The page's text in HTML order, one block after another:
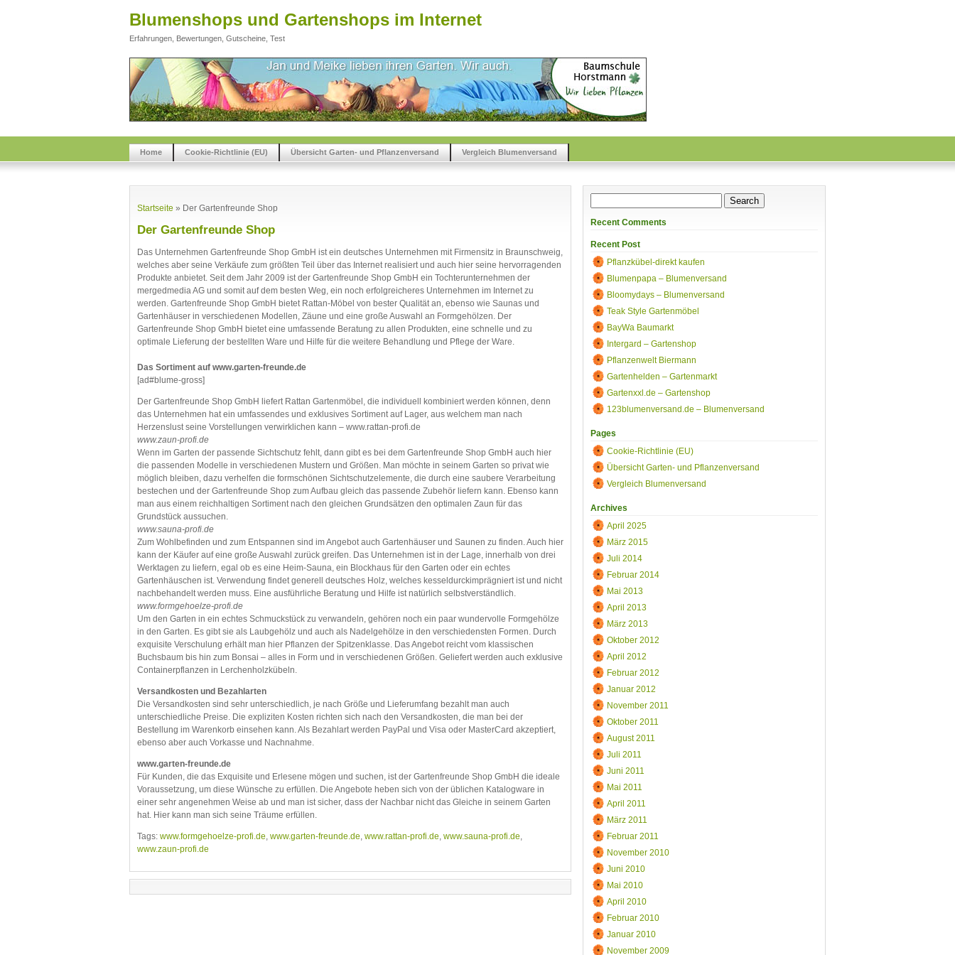
Blumenshops und Gartenshops im Internet
Erfahrungen, Bewertungen, Gutscheine, Test
Home Cookie-Richtlinie (EU) Übersicht Garten- und Pflanzenversand Vergleich Blumenversand
Startseite » Der Gartenfreunde Shop
Der Gartenfreunde Shop
Das Unternehmen Gartenfreunde Shop GmbH ist ein deutsches Unternehmen mit Firmensitz in Braunschweig,
welches aber seine Verkäufe zum größten Teil über das Internet realisiert und auch hier seine hervorragenden
Produkte anbietet. Seit dem Jahr 2009 ist der Gartenfreunde Shop GmbH ein Tochterunternehmen der
mergedmedia AG und somit auf dem besten Weg, ein noch erfolgreicheres Unternehmen im Internet zu
werden. Gartenfreunde Shop GmbH bietet Rattan-Möbel von bester Qualität an, ebenso wie Saunas und
Gartenhäuser in verschiedenen Modellen, Zäune und eine große Auswahl an Formgehölzen. Der
Gartenfreunde Shop GmbH bietet eine umfassende Beratung zu allen Produkten, eine schnelle und zu
optimale Lieferung der bestellten Ware und Hilfe für die weitere Behandlung und Pflege der Ware.
Das Sortiment auf www.garten-freunde.de
[ad#blume-gross]
Der Gartenfreunde Shop GmbH liefert Rattan Gartenmöbel, die individuell kombiniert werden können, denn
das Unternehmen hat ein umfassendes und exklusives Sortiment auf Lager, aus welchem man nach
Herzenslust seine Vorstellungen verwirklichen kann – www.rattan-profi.de
www.zaun-profi.de
Wenn im Garten der passende Sichtschutz fehlt, dann gibt es bei dem Gartenfreunde Shop GmbH auch hier
die passenden Modelle in verschiedenen Mustern und Größen. Man möchte in seinem Garten so privat wie
möglich bleiben, dazu verhelfen die formschönen Sichtschutzelemente, die durch eine saubere Verarbeitung
bestechen und der Gartenfreunde Shop zum Aufbau gleich das passende Zubehör liefern kann. Ebenso kann
man aus einem reichhaltigen Sortiment nach den gleichen Grundsätzen den optimalen Zaun für das
Grundstück aussuchen.
www.sauna-profi.de
Zum Wohlbefinden und zum Entspannen sind im Angebot auch Gartenhäuser und Saunen zu finden. Auch hier
kann der Käufer auf eine große Auswahl zurück greifen. Das Unternehmen ist in der Lage, innerhalb von drei
Werktagen zu liefern, egal ob es eine Heim-Sauna, ein Blockhaus für den Garten oder ein echtes
Gartenhäuschen ist. Verwendung findet generell deutsches Holz, welches kesseldurckimprägniert ist und nicht
nachbehandelt werden muss. Eine ausführliche Beratung und Hilfe ist natürlich selbstverständlich.
www.formgehoelze-profi.de
Um den Garten in ein echtes Schmuckstück zu verwandeln, gehören noch ein paar wundervolle Formgehölze
in den Garten. Es gibt sie als Laubgehölz und auch als Nadelgehölze in den verschiedensten Formen. Durch
exquisite Verschulung erhält man hier Pflanzen der Spitzenklasse. Das Angebot reicht vom klassischen
Buchsbaum bis hin zum Bonsai – alles in Form und in verschiedenen Größen. Geliefert werden auch exklusive
Containerpflanzen in Lerchenholzkübeln.
Versandkosten und Bezahlarten
Die Versandkosten sind sehr unterschiedlich, je nach Größe und Lieferumfang bezahlt man auch
unterschiedliche Preise. Die expliziten Kosten richten sich nach den Versandkosten, die man bei der
Bestellung im Warenkorb einsehen kann. Als Bezahlart werden PayPal und Visa oder MasterCard akzeptiert,
ebenso aber auch Vorkasse und Nachnahme.
www.garten-freunde.de
Für Kunden, die das Exquisite und Erlesene mögen und suchen, ist der Gartenfreunde Shop GmbH die ideale
Voraussetzung, um diese Wünsche zu erfüllen. Die Angebote heben sich von der üblichen Katalogware in
einer sehr angenehmen Weise ab und man ist sicher, dass der Nachbar nicht das Gleiche in seinem Garten
hat. Hier kann man sich seine Träume erfüllen.
Tags: www.formgehoelze-profi.de, www.garten-freunde.de, www.rattan-profi.de, www.sauna-profi.de,
www.zaun-profi.de
Recent Comments
Recent Post
Pflanzkübel-direkt kaufen
Blumenpapa – Blumenversand
Bloomydays – Blumenversand
Teak Style Gartenmöbel
BayWa Baumarkt
Intergard – Gartenshop
Pflanzenwelt Biermann
Gartenhelden – Gartenmarkt
Gartenxxl.de – Gartenshop
123blumenversand.de – Blumenversand
Pages
Cookie-Richtlinie (EU)
Übersicht Garten- und Pflanzenversand
Vergleich Blumenversand
Archives
April 2025
März 2015
Juli 2014
Februar 2014
Mai 2013
April 2013
März 2013
Oktober 2012
April 2012
Februar 2012
Januar 2012
November 2011
Oktober 2011
August 2011
Juli 2011
Juni 2011
Mai 2011
April 2011
März 2011
Februar 2011
November 2010
Juni 2010
Mai 2010
April 2010
Februar 2010
Januar 2010
November 2009